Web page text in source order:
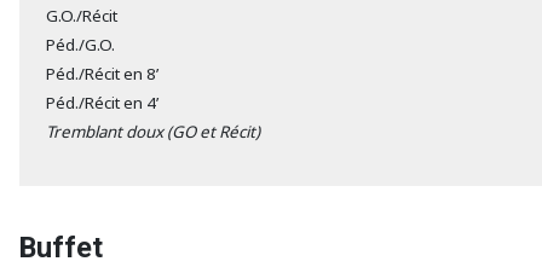
G.O./Récit
Péd./G.O.
Péd./Récit en 8’
Péd./Récit en 4’
Tremblant doux (GO et Récit)
Buffet